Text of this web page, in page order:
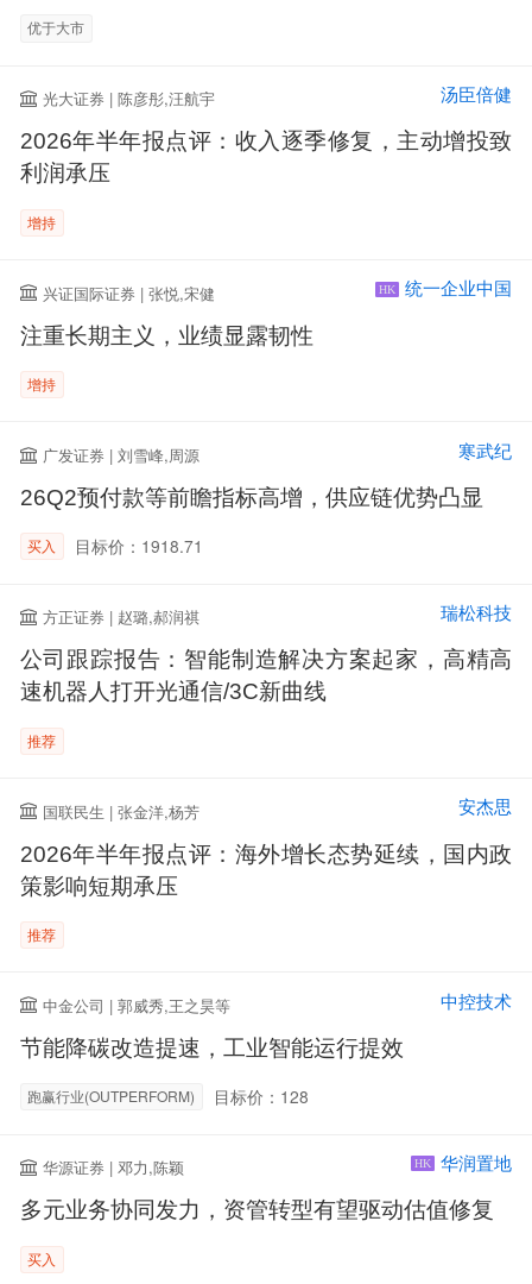
优于大市
光大证券 | 陈彦彤,汪航宇 汤臣倍健
2026年半年报点评：收入逐季修复，主动增投致
利润承压
增持
兴证国际证券 | 张悦,宋健 HK 统一企业中国
注重长期主义，业绩显露韧性
增持
广发证券 | 刘雪峰,周源 寒武纪
26Q2预付款等前瞻指标高增，供应链优势凸显
买入 目标价：1918.71
方正证券 | 赵璐,郝润祺 瑞松科技
公司跟踪报告：智能制造解决方案起家，高精高
速机器人打开光通信/3C新曲线
推荐
国联民生 | 张金洋,杨芳 安杰思
2026年半年报点评：海外增长态势延续，国内政
策影响短期承压
推荐
中金公司 | 郭威秀,王之昊等 中控技术
节能降碳改造提速，工业智能运行提效
跑赢行业(OUTPERFORM) 目标价：128
华源证券 | 邓力,陈颖 HK 华润置地
多元业务协同发力，资管转型有望驱动估值修复
买入